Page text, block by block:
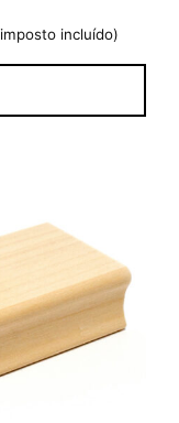
imposto incluído)